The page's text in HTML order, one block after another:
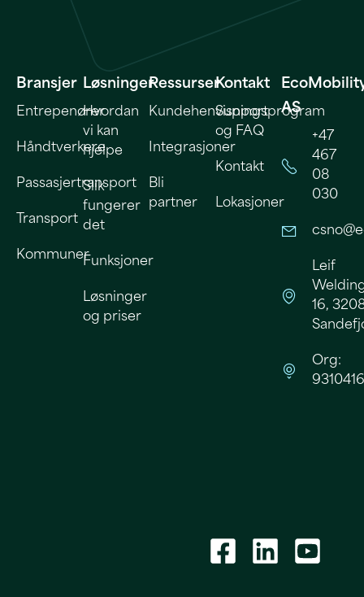
Bransjer
Entrepenører
Håndtverkere
Passasjertransport
Transport
Kommuner
Løsninger
Hvordan
vi kan
hjelpe
Slik
fungerer
det
Funksjoner
Løsninger
og priser
Ressurser
Kundehenvisningsprogram
Integrasjoner
Bli
partner
Kontakt
Support
og FAQ
Kontakt
Lokasjoner
AS
+47
467
08
030
Leif
16,
Org: